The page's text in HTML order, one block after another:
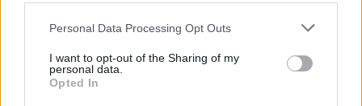
Personal Data Processing Opt Outs
I want to opt-out of the Sharing of my
personal data.
Opted In